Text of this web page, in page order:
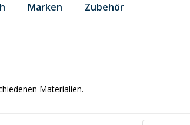
Marken Zubehör
Materialien.